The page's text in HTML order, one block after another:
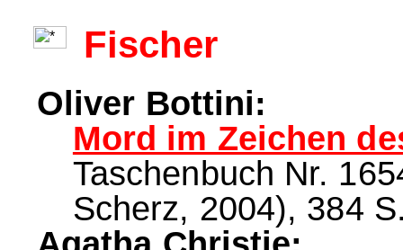
Fischer
Oliver Bottini:
Mord im Zeichen
Taschenbuch Nr.
Scherz, 2004), 384